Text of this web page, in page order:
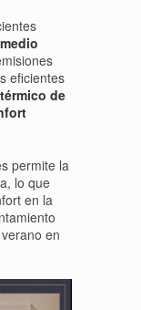
eficientes
de
permite la
lo que
en la
en